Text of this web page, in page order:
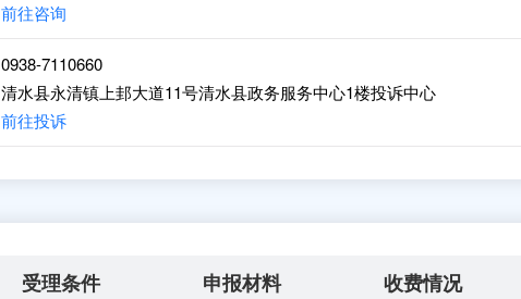
前往咨询
0938-7110660
清水县永清镇上邽大道11号清水县政务服务中心1楼投诉中心
前往投诉
受理条件 申报材料 收费情况